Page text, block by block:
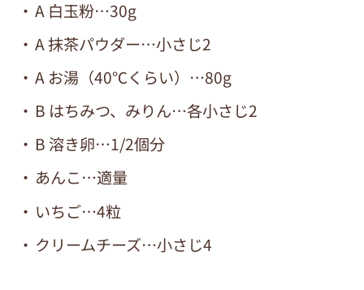
A 白玉粉…30g
A 抹茶パウダー…小さじ2
A お湯（40℃くらい）…80g
B はちみつ、みりん…各小さじ2
B 溶き卵…1/2個分
あんこ…適量
いちご…4粒
クリームチーズ…小さじ4